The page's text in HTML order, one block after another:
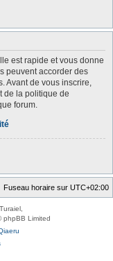
est rapide et vous donne
peuvent accorder des
Avant de vous inscrire,
de la politique de
forum.
Fuseau horaire sur UTC+02:00
Turaiel,
phpBB Limited